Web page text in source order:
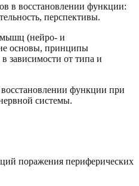
в восстановлении функции:
перспективы.
мышц (нейро- и
основы, принципы
зависимости от типа и
восстановлении функции при
системы.
поражения периферических